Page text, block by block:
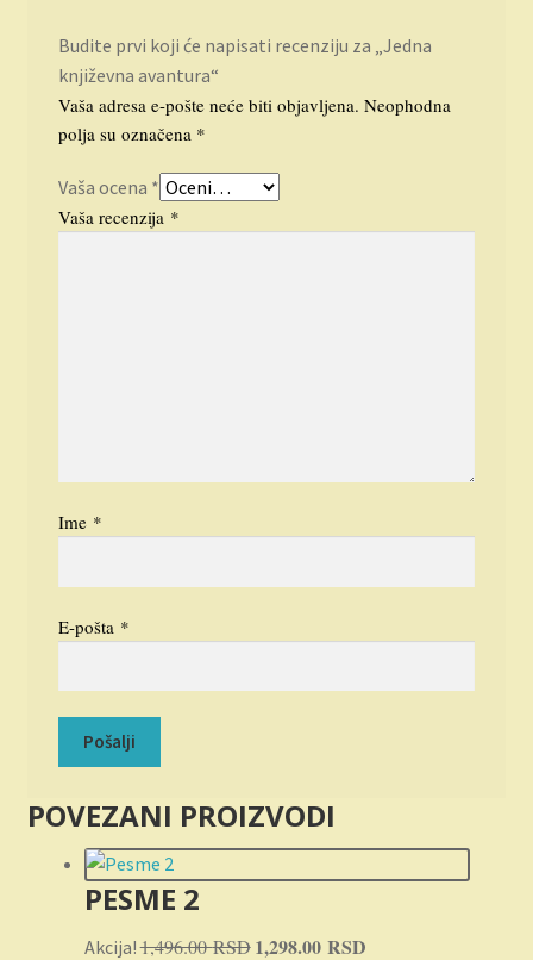
Budite prvi koji će napisati recenziju za „Jedna
književna avantura“
Vaša adresa e-pošte neće biti objavljena. Neophodna
polja su označena *
Vaša ocena *
Vaša recenzija *
Ime *
E-pošta *
POVEZANI PROIZVODI
PESME 2
Akcija!1,496.00RSD Originalna
1,298.00 RSDTrenutna